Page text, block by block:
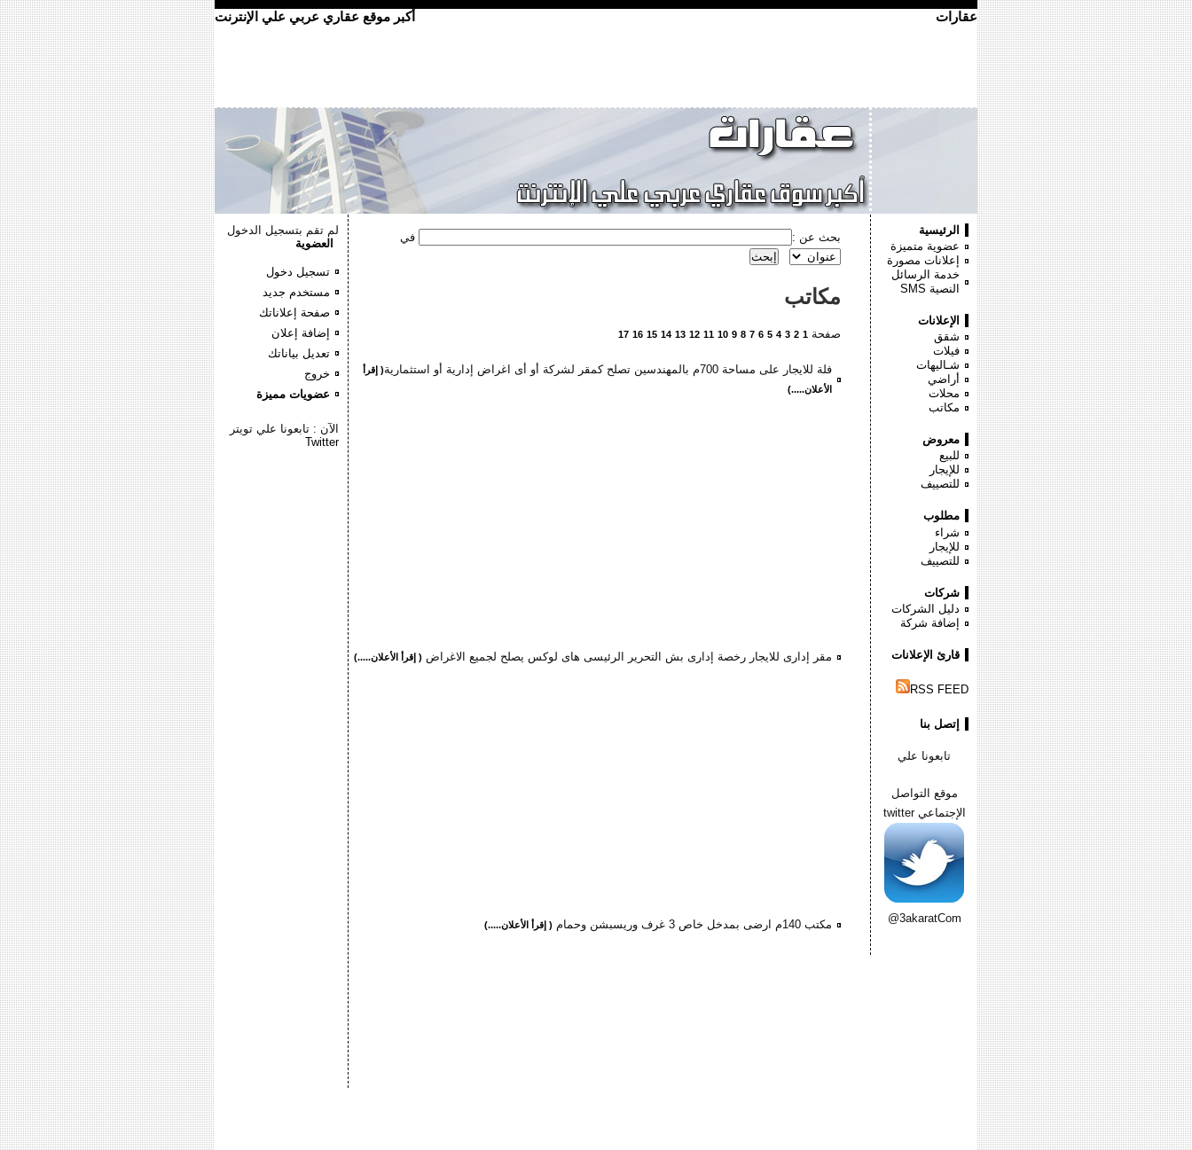
عقارات أكبر موقع عقاري عربي علي الإنترنت
لم تقم بتسجيل الدخول
العضوية
تسجيل دخول
مستخدم جديد
صفحة إعلاناتك
إضافة إعلان
تعديل بياناتك
خروج
عضويات مميزة
الآن : تابعونا علي تويتر
Twitter
بحث عن : في
مكاتب
صفحة 1
2
3
4
5
6
7
8
9
10
11
12
13
14
15
16
17
فلة للايجار على مساحة 700م بالمهندسين تصلح كمقر لشركة أو أى اغراض إدارية أو استثمارية
( إقرأ
الأعلان.....)
مقر إدارى للايجار رخصة إدارى بش التحرير الرئيسى هاى لوكس يصلح لجميع الاغراض ( إقرأ الأعلان.....)
مكتب 140م ارضى بمدخل خاص 3 غرف وريسبشن وحمام ( إقرأ الأعلان.....)
الرئيسية
عضوية متميزة
إعلانات مصورة
خدمة الرسائل
النصية SMS
الإعلانات
شقق
فيلات
شـاليهات
أراضي
محلات
مكاتب
معروض
للبيع
للإيجار
للتصييف
مطلوب
شراء
للإيجار
للتصييف
شركات
دليل الشركات
إضافة شركة
قارئ الإعلانات
RSS FEED
إتصل بنا
تابعونا علي
موقع التواصل
الإجتماعي twitter
@3akaratCom